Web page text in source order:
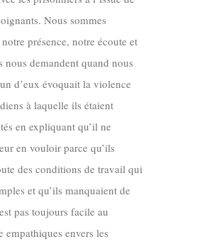
Nous sommes
présence, notre écoute et
nous demandent quand nous
d’eux évoquait la violence
à laquelle ils étaient
en expliquant qu’il ne
en vouloir parce qu’ils
des conditions de travail qui
et qu’ils manquaient de
pas toujours facile au
empathiques envers les